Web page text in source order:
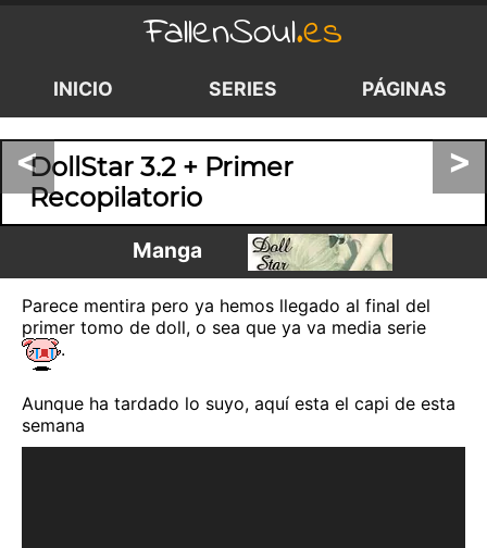
FallenSoul.es
INICIO SERIES PÁGINAS
< >
DollStar 3.2 + Primer
Recopilatorio
Manga
Parece mentira pero ya hemos llegado al final del
primer tomo de doll, o sea que ya va media serie
.
Aunque ha tardado lo suyo, aquí esta el capi de esta
semana